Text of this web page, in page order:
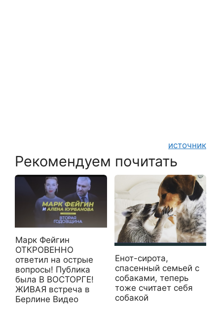
источник
Рекомендуем почитать
Марк Фейгин
ОТКРОВЕННО
ответил на острые
вопросы! Публика
была В ВОСТОРГЕ!
ЖИВАЯ встреча в
Берлине Видео
Енот-сирота,
спасенный семьей с
собаками, теперь
тоже считает себя
собакой